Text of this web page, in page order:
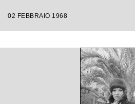
02 FEBBRAIO 1968